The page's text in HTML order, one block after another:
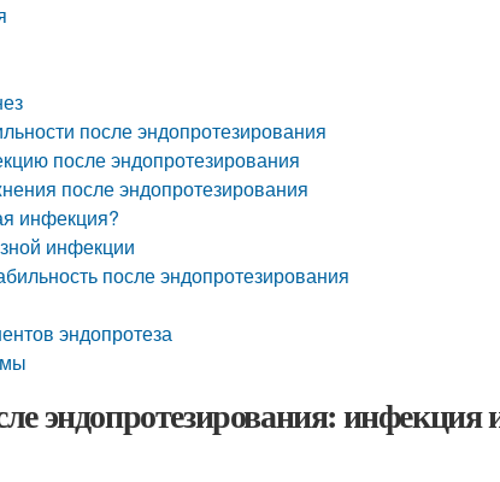
после эндопротезирования
после эндопротезирования
после эндопротезирования
инфекция?
инфекции
после эндопротезирования
эндопротеза
эндопротезирования: инфекция